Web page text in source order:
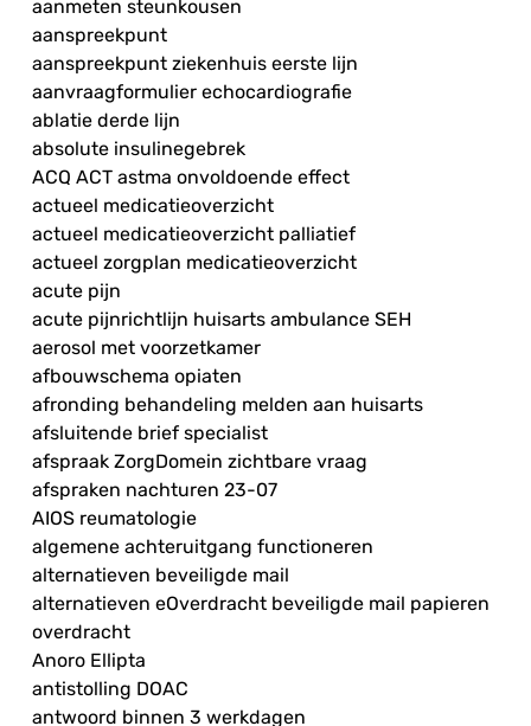
aanmeten steunkousen
aanspreekpunt
aanspreekpunt ziekenhuis eerste lijn
aanvraagformulier echocardiografie
ablatie derde lijn
absolute insulinegebrek
ACQ ACT astma onvoldoende effect
actueel medicatieoverzicht
actueel medicatieoverzicht palliatief
actueel zorgplan medicatieoverzicht
acute pijn
acute pijnrichtlijn huisarts ambulance SEH
aerosol met voorzetkamer
afbouwschema opiaten
afronding behandeling melden aan huisarts
afsluitende brief specialist
afspraak ZorgDomein zichtbare vraag
afspraken nachturen 23-07
AIOS reumatologie
algemene achteruitgang functioneren
alternatieven beveiligde mail
alternatieven eOverdracht beveiligde mail papieren
overdracht
Anoro Ellipta
antistolling DOAC
antwoord binnen 3 werkdagen